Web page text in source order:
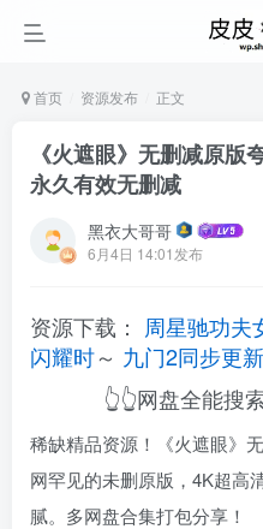
首页 资源发布 正文
《火遮眼》无删减原
永久有效无删减
黑衣大哥哥
6月4日 14:01发布
资源下载： 周星驰功夫
闪耀时～ 九门2同步更新
👆👆网盘全能搜
稀缺精品资源！《火遮眼》
网罕见的未删原版，4K超高
腻。多网盘合集打包分享！